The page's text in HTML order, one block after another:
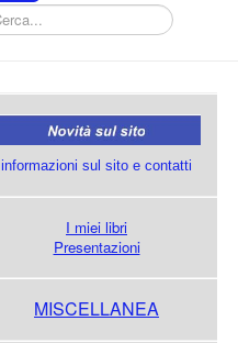
informazioni sul sito e contatti
I miei libri
Presentazioni
MISCELLANEA